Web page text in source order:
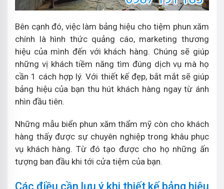
Bên cạnh đó, việc làm bảng hiệu cho tiệm phun xăm
chính là hình thức quảng cáo, marketing thương
hiệu của mình đến với khách hàng. Chúng sẽ giúp
những vị khách tiềm năng tìm đúng dịch vụ mà họ
cần 1 cách hợp lý. Với thiết kế đẹp, bắt mắt sẽ giúp
bảng hiệu của bạn thu hút khách hàng ngay từ ánh
nhìn đầu tiên.
Những mẫu biển phun xăm thẩm mỹ còn cho khách
hàng thấy được sự chuyên nghiệp trong khâu phục
vụ khách hàng. Từ đó tạo được cho họ những ấn
tượng ban đầu khi tới cửa tiệm của bạn.
Các điều cần lưu ý khi thiết kế bảng hiệu